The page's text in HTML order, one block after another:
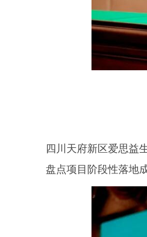
四川天府新区爱思益
盘点项目阶段性落地